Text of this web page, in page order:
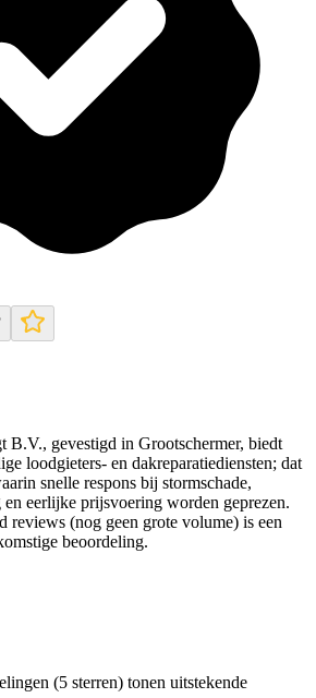
gevestigd in Grootschermer, biedt
loodgieters- en dakreparatiediensten; dat
snelle respons bij stormschade,
eerlijke prijsvoering worden geprezen.
reviews (nog geen grote volume) is een
beoordeling.
(5 sterren) tonen uitstekende